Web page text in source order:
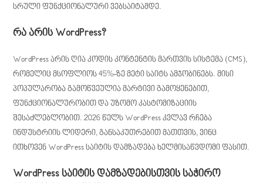
სრული ფუნქციონალური ვებსაიტამდე.
რა არის WordPress?
WordPress არის ღია კოდის კონტენტის მართვის სისტემა (CMS),
რომელიც მსოფლიოს 45%-ზე მეტი საიტს ამჯობინებს. მისი
პოპულარობა გამოწვეულია მარტივი გამოყენებით,
ფუნქციონალურობით და უზომო კასტომიზაციის
შესაძლებლობით. 2026 წელს WordPress კვლავ რჩება
ინდუსტრიის ლიდერი, განსაკუთრებით მათთვის, ვინც
ითხოვენ WordPress საიტის დამზადება ხელმისაწვდომი ფასით.
WordPress საიტის დამზადებისთვის საჭირო